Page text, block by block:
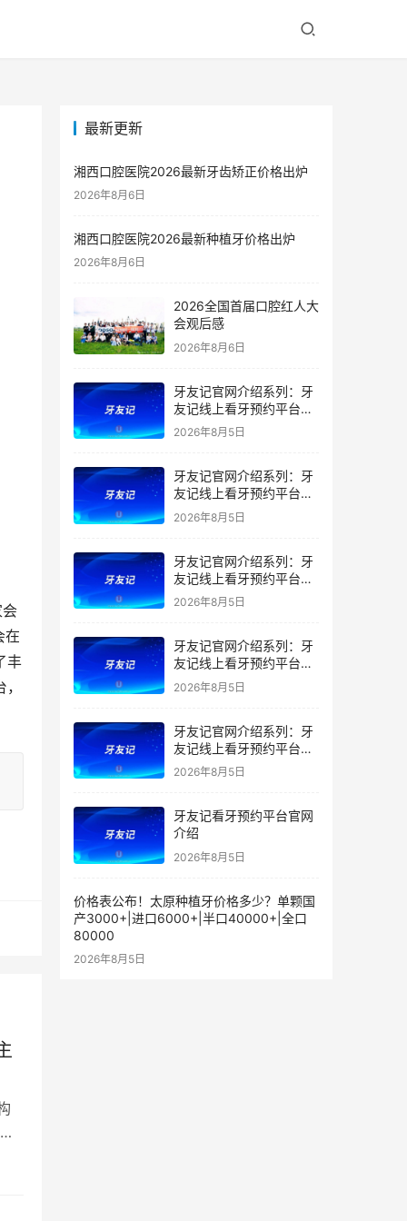
在
丰
最新更新
湘西口腔医院2026最新牙齿矫正价格出炉
2026年8月6日
湘西口腔医院2026最新种植牙价格出炉
2026年8月6日
2026全国首届口腔红人大
会观后感
2026年8月6日
牙友记官网介绍系列：牙
友记线上看牙预约平台是
干什么的？靠谱吗？
2026年8月5日
牙友记官网介绍系列：牙
友记线上看牙预约平台让
看牙不再靠运气
2026年8月5日
牙友记官网介绍系列：牙
友记线上看牙预约平台打
破口腔行业专业壁垒新手
2026年8月5日
牙友记官网介绍系列：牙
友记线上看牙预约平台落
地同城就诊经验打破未知
2026年8月5日
牙友记官网介绍系列：牙
友记线上看牙预约平台的
优势在哪里？
2026年8月5日
牙友记看牙预约平台官网
介绍
2026年8月5日
价格表公布！太原种植牙价格多少？单颗国
产3000+|进口6000+|半口40000+|全口
80000
2026年8月5日